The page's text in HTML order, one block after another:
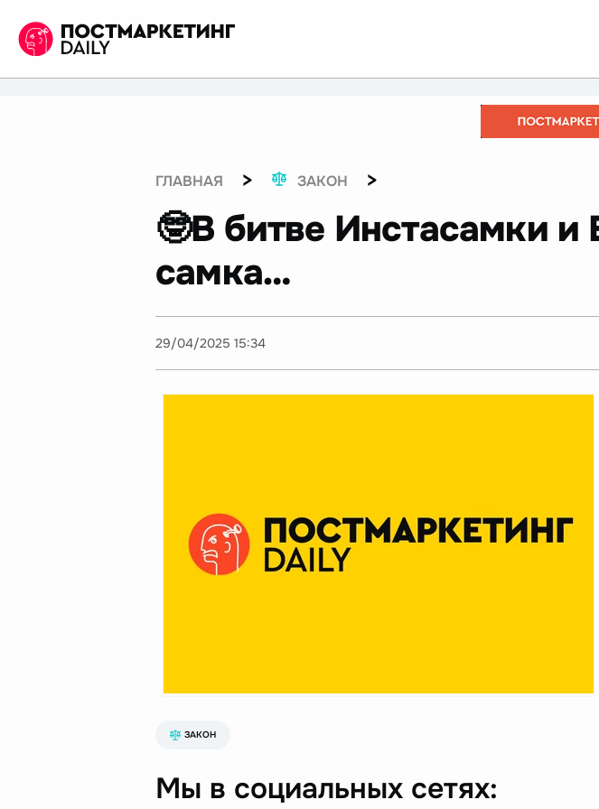
ГЛАВНАЯ > ЗАКОН >
🤓В битве Инстасамки и
самка…
29/04/2025 15:34
ЗАКОН
Мы в социальных сетях: